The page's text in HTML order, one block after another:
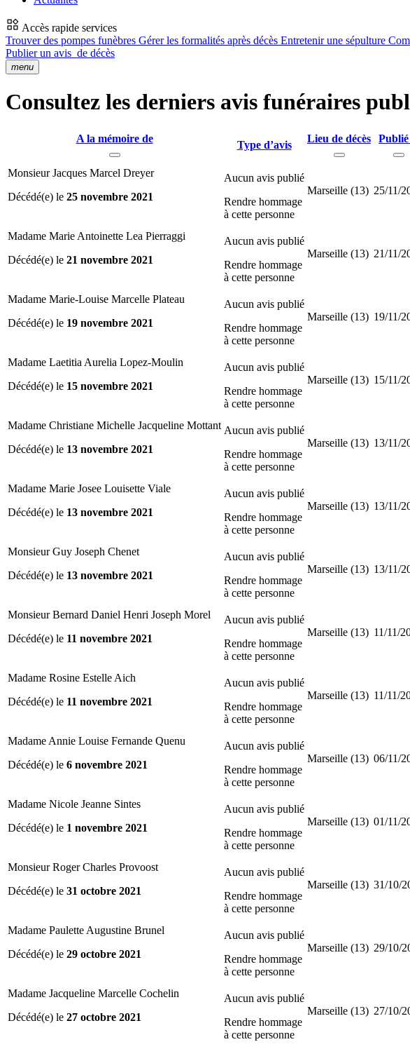
Accès rapide services
Trouver des pompes funèbres Gérer les formalités après décès Entretenir une sépulture
Publier un avis de décès
menu
Consultez les derniers avis funéraires
A la mémoire de
Type d’avis
Lieu de décès Publié
Monsieur Jacques Marcel Dreyer
Décédé(e) le 25 novembre 2021
Aucun avis publié
Rendre hommage
à cette personne
Marseille (13) 25/11/
Madame Marie Antoinette Lea Pierraggi
Décédé(e) le 21 novembre 2021
Aucun avis publié
Rendre hommage
à cette personne
Marseille (13) 21/11/
Madame Marie-Louise Marcelle Plateau
Décédé(e) le 19 novembre 2021
Aucun avis publié
Rendre hommage
à cette personne
Marseille (13) 19/11/
Madame Laetitia Aurelia Lopez-Moulin
Décédé(e) le 15 novembre 2021
Aucun avis publié
Rendre hommage
à cette personne
Marseille (13) 15/11/
Madame Christiane Michelle Jacqueline Mottant
Décédé(e) le 13 novembre 2021
Aucun avis publié
Rendre hommage
à cette personne
Marseille (13) 13/11/
Madame Marie Josee Louisette Viale
Décédé(e) le 13 novembre 2021
Aucun avis publié
Rendre hommage
à cette personne
Marseille (13) 13/11/
Monsieur Guy Joseph Chenet
Décédé(e) le 13 novembre 2021
Aucun avis publié
Rendre hommage
à cette personne
Marseille (13) 13/11/
Monsieur Bernard Daniel Henri Joseph Morel
Décédé(e) le 11 novembre 2021
Aucun avis publié
Rendre hommage
à cette personne
Marseille (13) 11/11/
Madame Rosine Estelle Aich
Décédé(e) le 11 novembre 2021
Aucun avis publié
Rendre hommage
à cette personne
Marseille (13) 11/11/
Madame Annie Louise Fernande Quenu
Décédé(e) le 6 novembre 2021
Aucun avis publié
Rendre hommage
à cette personne
Marseille (13) 06/11/
Madame Nicole Jeanne Sintes
Décédé(e) le 1 novembre 2021
Aucun avis publié
Rendre hommage
à cette personne
Marseille (13) 01/11/
Monsieur Roger Charles Provoost
Décédé(e) le 31 octobre 2021
Aucun avis publié
Rendre hommage
à cette personne
Marseille (13) 31/10/
Madame Paulette Augustine Brunel
Décédé(e) le 29 octobre 2021
Aucun avis publié
Rendre hommage
à cette personne
Marseille (13) 29/10/
Madame Jacqueline Marcelle Cochelin
Décédé(e) le 27 octobre 2021
Aucun avis publié
Rendre hommage
à cette personne
Marseille (13) 27/10/